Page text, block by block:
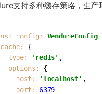
支持多种缓存策略，生产
config: VendureConfig
cache:
{
type:
'redis' ,
options:
{
host:
'localhost' ,
port:
6379